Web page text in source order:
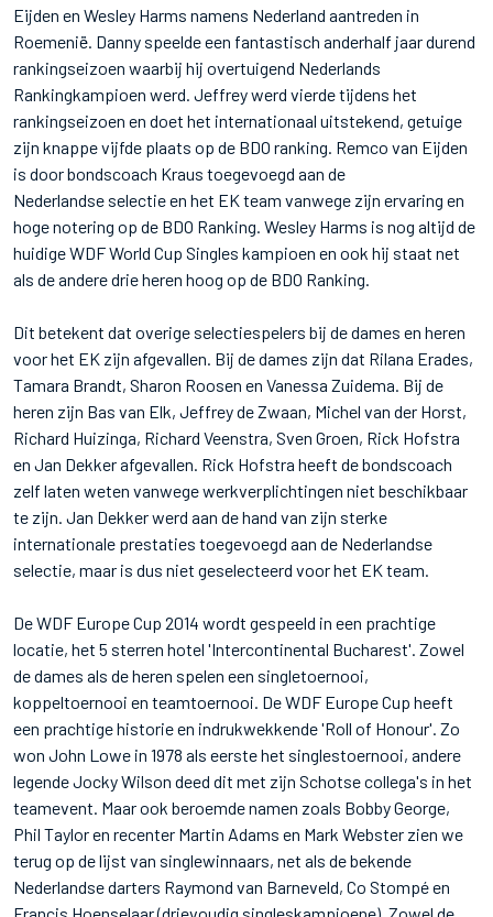
Eijden en Wesley Harms namens Nederland aantreden in
Roemenië. Danny speelde een fantastisch anderhalf jaar durend
rankingseizoen waarbij hij overtuigend Nederlands
Rankingkampioen werd. Jeffrey werd vierde tijdens het
rankingseizoen en doet het internationaal uitstekend, getuige
zijn knappe vijfde plaats op de BDO ranking. Remco van Eijden
is door bondscoach Kraus toegevoegd aan de
Nederlandse selectie en het EK team vanwege zijn ervaring en
hoge notering op de BDO Ranking. Wesley Harms is nog altijd de
huidige WDF World Cup Singles kampioen en ook hij staat net
als de andere drie heren hoog op de BDO Ranking.
Dit betekent dat overige selectiespelers bij de dames en heren
voor het EK zijn afgevallen. Bij de dames zijn dat Rilana Erades,
Tamara Brandt, Sharon Roosen en Vanessa Zuidema. Bij de
heren zijn Bas van Elk, Jeffrey de Zwaan, Michel van der Horst,
Richard Huizinga, Richard Veenstra, Sven Groen, Rick Hofstra
en Jan Dekker afgevallen. Rick Hofstra heeft de bondscoach
zelf laten weten vanwege werkverplichtingen niet beschikbaar
te zijn. Jan Dekker werd aan de hand van zijn sterke
internationale prestaties toegevoegd aan de Nederlandse
selectie, maar is dus niet geselecteerd voor het EK team.
De WDF Europe Cup 2014 wordt gespeeld in een prachtige
locatie, het 5 sterren hotel 'Intercontinental Bucharest'. Zowel
de dames als de heren spelen een singletoernooi,
koppeltoernooi en teamtoernooi. De WDF Europe Cup heeft
een prachtige historie en indrukwekkende 'Roll of Honour'. Zo
won John Lowe in 1978 als eerste het singlestoernooi, andere
legende Jocky Wilson deed dit met zijn Schotse collega's in het
teamevent. Maar ook beroemde namen zoals Bobby George,
Phil Taylor en recenter Martin Adams en Mark Webster zien we
terug op de lijst van singlewinnaars, net als de bekende
Nederlandse darters Raymond van Barneveld, Co Stompé en
Francis Hoenselaar (drievoudig singleskampioene). Zowel de